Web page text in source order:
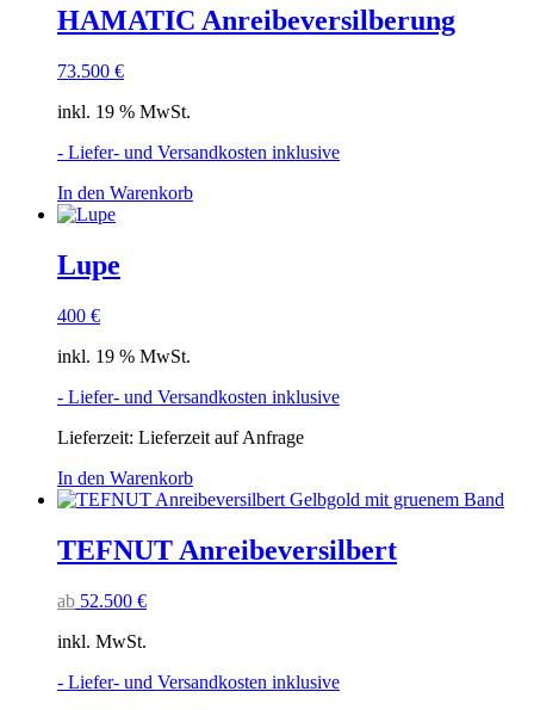
mehrere
Varianten
der
HAMATIC Anreibeversilberung
73.500 €
inkl. 19 % MwSt.
- Liefer- und Versandkosten inklusive
In den Warenkorb
Lupe
400 €
inkl. 19 % MwSt.
- Liefer- und Versandkosten inklusive
Lieferzeit: Lieferzeit auf Anfrage
In den Warenkorb
TEFNUT Anreibeversilbert
ab 52.500 €
inkl. MwSt.
- Liefer- und Versandkosten inklusive